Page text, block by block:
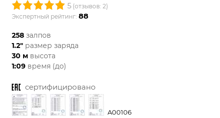
5 (отзывов: 2)
Экспертный рейтинг: 88
258 залпов
1.2" размер заряда
30 м высота
1:09 время (до)
сертифицировано
A00106